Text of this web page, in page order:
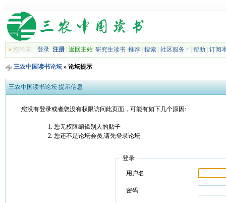
»您尚未 登录 注册| 返回主站| 研究生读书| 推荐| 搜索| 社区服务 帮助 订阅
三农中国读书论坛» 论坛提示
三农中国读书论坛 提示信息
您没有登录或者您没有权限访问此页面，可能有如下几个原因:
您无权限编辑别人的贴子
您还不是论坛会员,请先登录论坛
登录
用户名
密码